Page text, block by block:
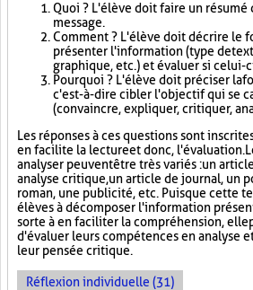
Quoi ? L'élève doit faire un résumé
message.
Comment ? L'élève doit décrire le
présenter l'information (type de
graphique, etc.) et évaluer si celui-
Pourquoi ? L'élève doit préciser la
c'est-à-dire cibler l'objectif qui se
(convaincre, expliquer, critiquer,
Les réponses à ces questions sont
en facilite la lecture et donc, l'évaluation.
analyser peuvent être très variés : un
analyse critique, un article de journal, un
roman, une publicité, etc. Puisque cette
élèves à décomposer l'information
sorte à en faciliter la compréhension, elle
d'évaluer leurs compétences en analyse
leur pensée critique.
Réflexion individuelle (31)